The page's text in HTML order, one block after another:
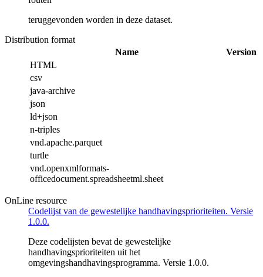
teruggevonden worden in deze dataset.
Distribution format
Name
Version
HTML
csv
java-archive
json
ld+json
n-triples
vnd.apache.parquet
turtle
vnd.openxmlformats-
officedocument.spreadsheetml.sheet
OnLine resource
Codelijst van de gewestelijke handhavingsprioriteiten. Versie
1.0.0.
Deze codelijsten bevat de gewestelijke
handhavingsprioriteiten uit het
omgevingshandhavingsprogramma. Versie 1.0.0.